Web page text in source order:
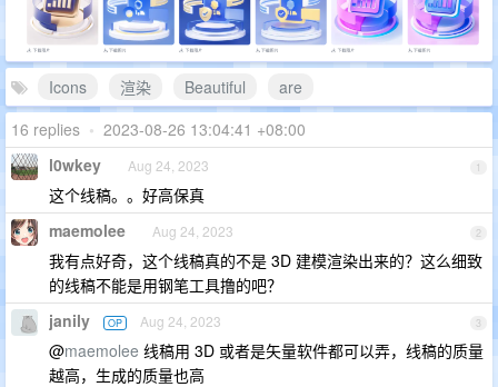
Icons 渲染 Beautiful
are
16 replies • 2023-08-26 13:04:41 +08:00
1
l0wkey Aug 24, 2023
这个线稿。。好高保真
2
maemolee Aug 24, 2023
我有点好奇，这个线稿真的不是 3D 建模渲染出来的？这么细致
的线稿不能是用钢笔工具撸的吧？
3
janily OP Aug 24, 2023
@maemolee 线稿用 3D 或者是矢量软件都可以弄，线稿的质量
越高，生成的质量也高